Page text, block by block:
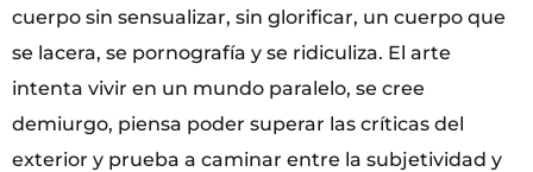
cuerpo sin sensualizar, sin glorificar, un cuerpo que
se lacera, se pornografía y se ridiculiza. El arte
intenta vivir en un mundo paralelo, se cree
demiurgo, piensa poder superar las críticas del
exterior y prueba a caminar entre la subjetividad y